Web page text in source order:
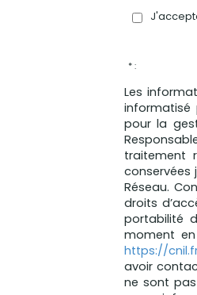
* :
Les
informatisé
pour la
traitement
conservées
Réseau.
droits
portabilité
moment
https://
avoir
ne sont pas